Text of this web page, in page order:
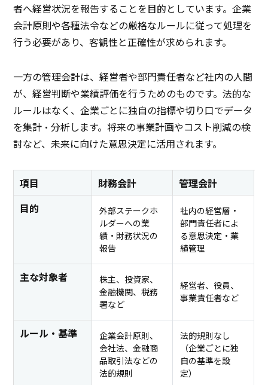
者へ経営状況を報告することを目的としています。企業
会計原則や各種法令などの厳格なルールに従って処理を
行う必要があり、客観性と正確性が求められます。
一方の管理会計は、経営者や部門責任者など社内の人間
が、経営判断や業績評価を行うためのものです。法的な
ルールはなく、企業ごとに独自の指標や切り口でデータ
を集計・分析します。将来の事業計画やコスト削減の検
討など、未来に向けた意思決定に活用されます。
項目 財務会計
管理会計
目的
外部ステークホ
ルダーへの業
績・財務状況の
報告
社内の経営層・
部門責任者によ
る意思決定・業
績管理
主な対象者
株主、投資家、
金融機関、税務
署など
経営者、役員、
事業責任者など
ルール・基準
企業会計原則、
会社法、金融商
品取引法などの
法的規則
法的規則なし
（企業ごとに独
自の基準を設
定）